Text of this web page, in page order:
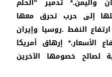
واليمن.* تدمير "الحلم
إلى حرب تحرق معها
النفط .روسيا وإيران
الأسعار.* إرهاق أمريكا
لصالح خصومها الآخرين